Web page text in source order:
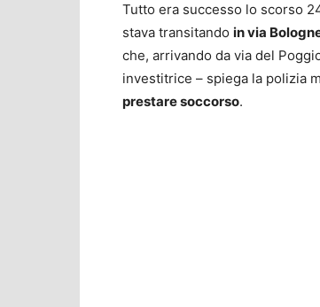
Tutto era successo lo scorso
stava transitando in via
che, arrivando da via del
investitrice – spiega la polizia
prestare soccorso.